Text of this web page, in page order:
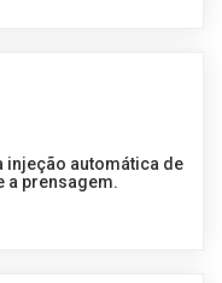
injeção automática de
a prensagem.